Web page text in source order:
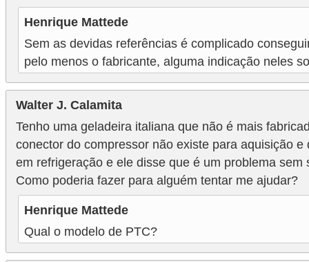
Henrique Mattede
Sem as devidas referências é complicado
pelo menos o fabricante, alguma indicação neles
Walter J. Calamita
Tenho uma geladeira italiana que não é mais
conector do compressor não existe para aquisição
em refrigeração e ele disse que é um problema sem
Como poderia fazer para alguém tentar me ajudar?
Henrique Mattede
Qual o modelo de PTC?